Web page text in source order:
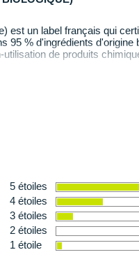
est un label français qui
95 % d'ingrédients d'origine
de produits
5 étoiles
4 étoiles
3 étoiles
2 étoiles
1 étoile